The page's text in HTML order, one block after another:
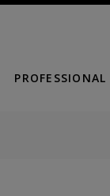
PROFESSIONAL